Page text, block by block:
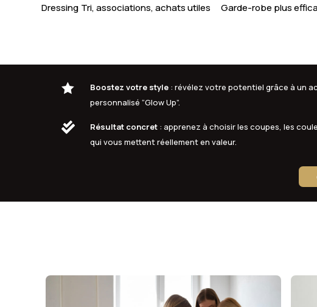
Dressing Tri, associations, achats utiles Garde-robe plus
 Boostez votre style : révélez votre potentiel grâce à un
personnalisé “Glow Up”.
 Résultat concret : apprenez à choisir les coupes, les
qui vous mettent réellement en valeur.